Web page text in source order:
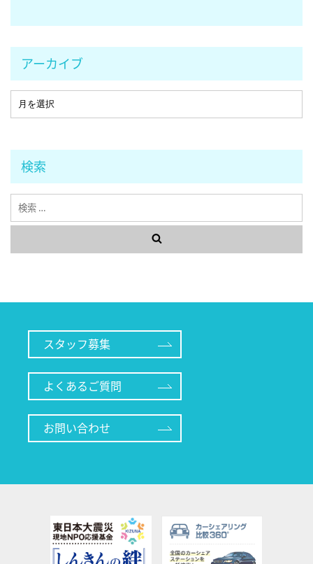
アーカイブ
検索
索
スタッフ募集
よくあるご質問
お問い合わせ